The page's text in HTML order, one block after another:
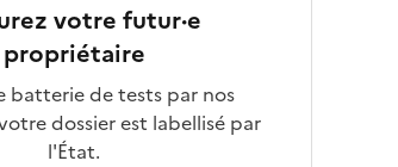
votre futur·e
propriétaire
batterie de tests par nos
dossier est labellisé par
l'État.